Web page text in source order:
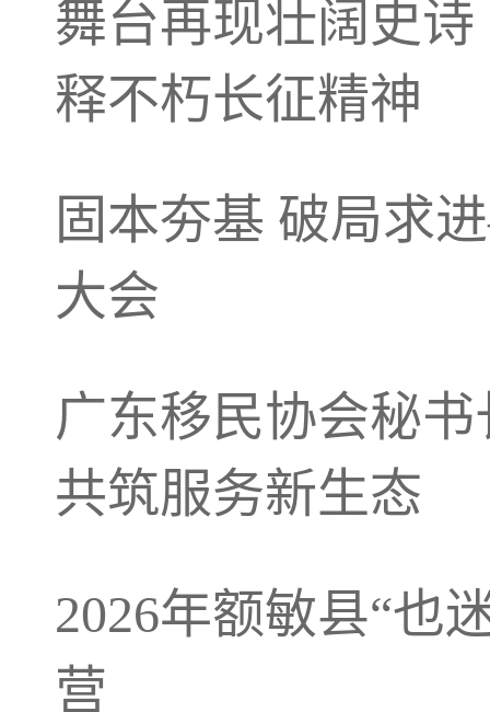
舞台再现壮阔史
释不朽长征精神
固本夯基 破局求
大会
广东移民协会秘
共筑服务新生态
2026年额敏县“也
营